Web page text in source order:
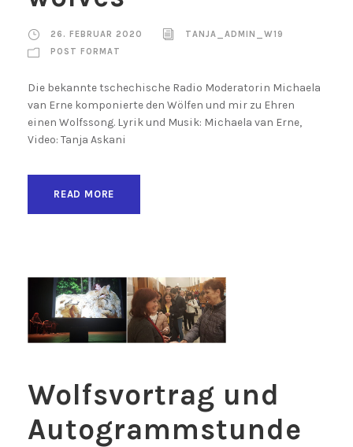
26. FEBRUAR 2020
TANJA_ADMIN_W19
POST FORMAT
Die bekannte tschechische Radio Moderatorin Michaela
van Erne komponierte den Wölfen und mir zu Ehren
einen Wolfssong. Lyrik und Musik: Michaela van Erne,
Video: Tanja Askani
READ MORE
Wolfsvortrag und
Autogrammstunde